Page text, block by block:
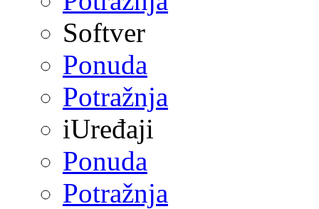
Softver
Ponuda
Potražnja
iUređaji
Ponuda
Potražnja